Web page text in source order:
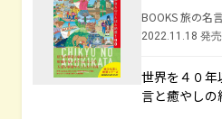
BOOKS 旅の名
2022.11.18 発売
世界を４０年
言と癒やしの